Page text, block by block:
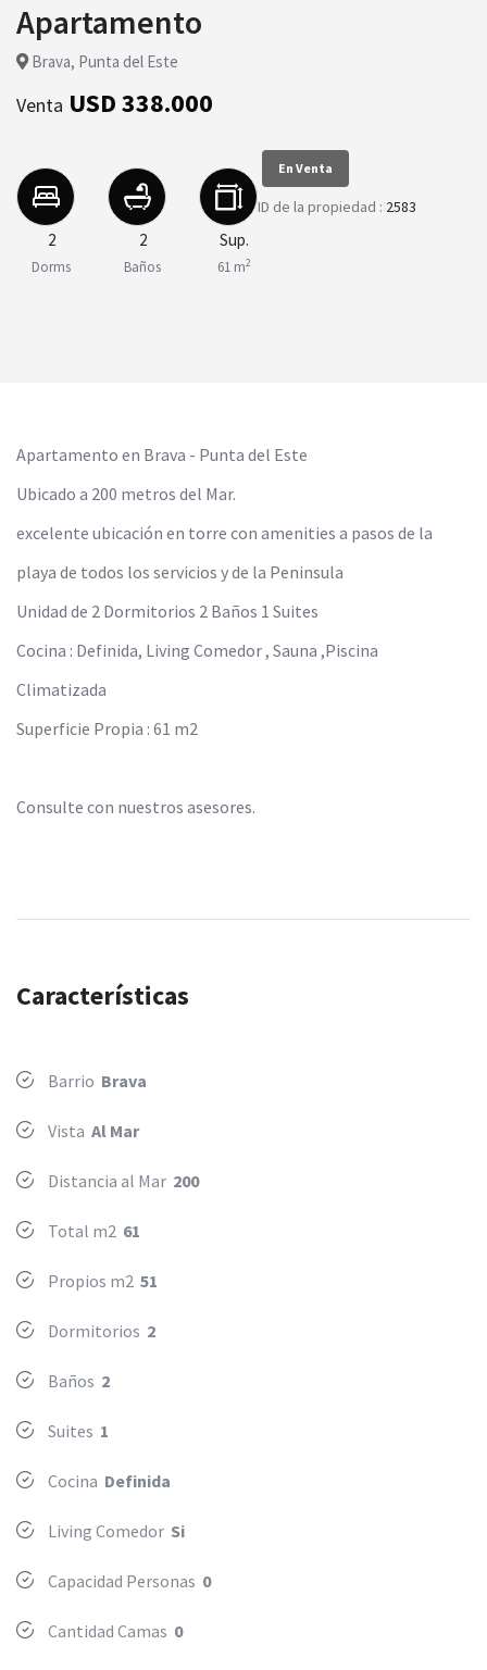
Apartamento
Brava, Punta del Este
Venta USD 338.000
2
Dorms
2
Baños
Sup.
61 m2
En Venta
ID de la propiedad : 2583
Apartamento en Brava - Punta del Este
Ubicado a 200 metros del Mar.
excelente ubicación en torre con amenities a pasos de la
playa de todos los servicios y de la Peninsula
Unidad de 2 Dormitorios 2 Baños 1 Suites
Cocina : Definida, Living Comedor , Sauna ,Piscina
Climatizada
Superficie Propia : 61 m2
Consulte con nuestros asesores.
Características
Barrio Brava
Vista Al Mar
Distancia al Mar 200
Total m2 61
Propios m2 51
Dormitorios 2
Baños 2
Suites 1
Cocina Definida
Living Comedor Si
Capacidad Personas 0
Cantidad Camas 0